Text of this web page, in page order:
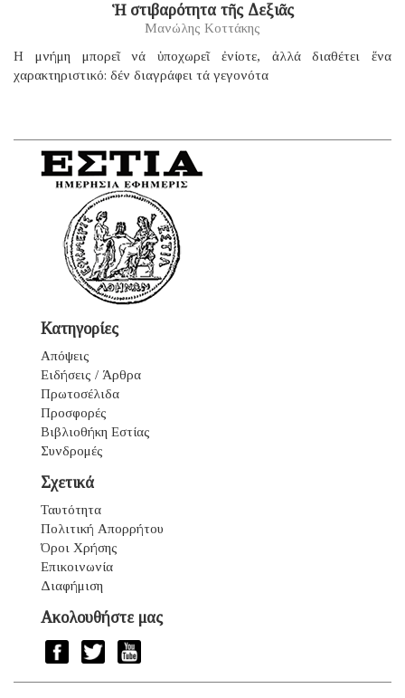
Ἡ στιβαρότητα τῆς Δεξιᾶς
Μανώλης Κοττάκης
H μνήμη μπορεῖ νά ὑποχωρεῖ ἐνίοτε, ἀλλά διαθέτει ἕνα
χαρακτηριστικό: δέν διαγράφει τά γεγονότα
Κατηγορίες
Απόψεις
Ειδήσεις / Άρθρα
Πρωτοσέλιδα
Προσφορές
Βιβλιοθήκη Εστίας
Συνδρομές
Σχετικά
Ταυτότητα
Πολιτική Απορρήτου
Όροι Χρήσης
Επικοινωνία
Διαφήμιση
Ακολουθήστε μας